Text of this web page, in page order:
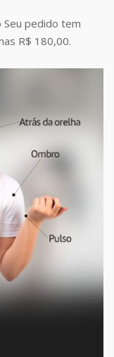
pedido tem
R$ 180,00.